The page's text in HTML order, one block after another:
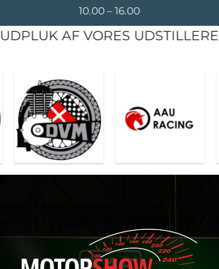
10.00 – 16.00
UDPLUK AF VORES UDSTILLERE